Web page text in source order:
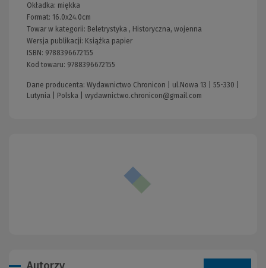
Okładka: miękka
Format: 16.0x24.0cm
Towar w kategorii: Beletrystyka , Historyczna, wojenna
Wersja publikacji: Książka papier
ISBN: 9788396672155
Kod towaru: 9788396672155
Dane producenta: Wydawnictwo Chronicon | ul.Nowa 13 | 55-330 |
Lutynia | Polska | wydawnictwo.chronicon@gmail.com